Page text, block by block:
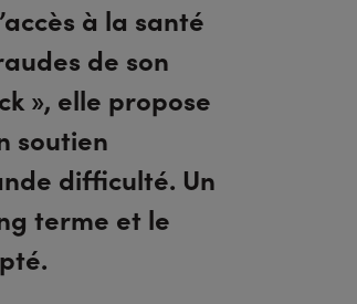
à la santé
de son
», elle propose
soutien
difficulté. Un
terme et le